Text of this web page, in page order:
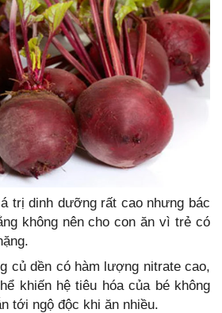
trị dinh dưỡng rất cao nhưng bác
không nên cho con ăn vì trẻ có
củ dền có hàm lượng nitrate cao,
khiến hệ tiêu hóa của bé không
tới ngộ độc khi ăn nhiều.